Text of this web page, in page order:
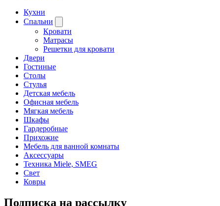
Кухни
Спальни
Кровати
Матрасы
Решетки для кровати
Двери
Гостиные
Столы
Стулья
Детская мебель
Офисная мебель
Мягкая мебель
Шкафы
Гардеробные
Прихожие
Мебель для ванной комнаты
Аксессуары
Техника Miele, SMEG
Свет
Ковры
Подписка на рассылку